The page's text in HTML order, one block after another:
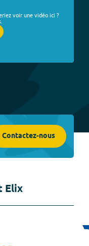
voir une vidéo ici ?
Contactez-nous
Elix